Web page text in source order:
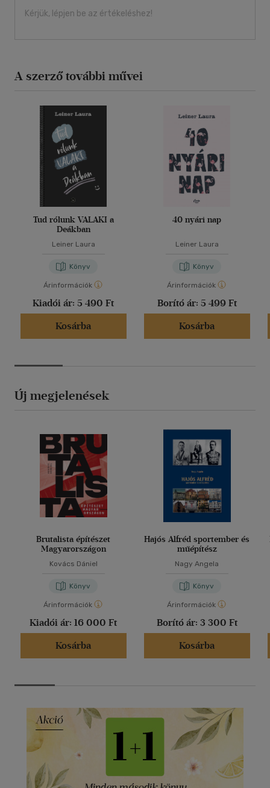
Kérjük, lépjen be az értékeléshez!
A szerző további művei
Tud rólunk VALAKI a
Deákban
Leiner Laura
Könyv
Árinformációk
Kiadói ár: 5 490 Ft
Kosárba
40 nyári nap
Leiner Laura
Könyv
Árinformációk
Borító ár: 5 499 Ft
Kosárba
Új megjelenések
Brutalista építészet
Magyarországon
Kovács Dániel
Könyv
Árinformációk
Kiadói ár: 16 000 Ft
Kosárba
Hajós Alfréd sportember és
műépítész
Nagy Angela
Könyv
Árinformációk
Borító ár: 3 300 Ft
Kosárba